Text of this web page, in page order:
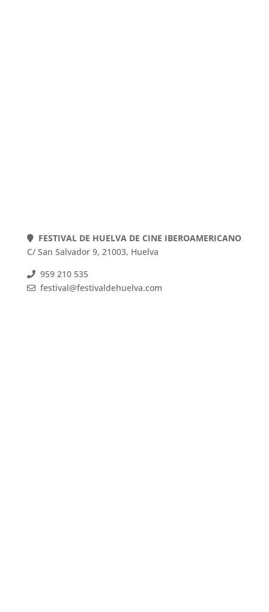
FESTIVAL DE HUELVA DE CINE IBEROAMERICANO
C/ San Salvador 9, 21003, Huelva
959 210 535
festival@festivaldehuelva.com